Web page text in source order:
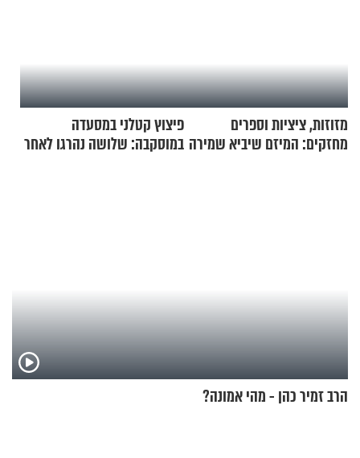
מזוזות, ציציות וספרים
מחזקים: המיזם שיביא שמירה
פיצוץ קטלני במסעדה
במוסקבה: שלושה נהרגו לאחר
הרב זמיר כהן - מהי אמונה?